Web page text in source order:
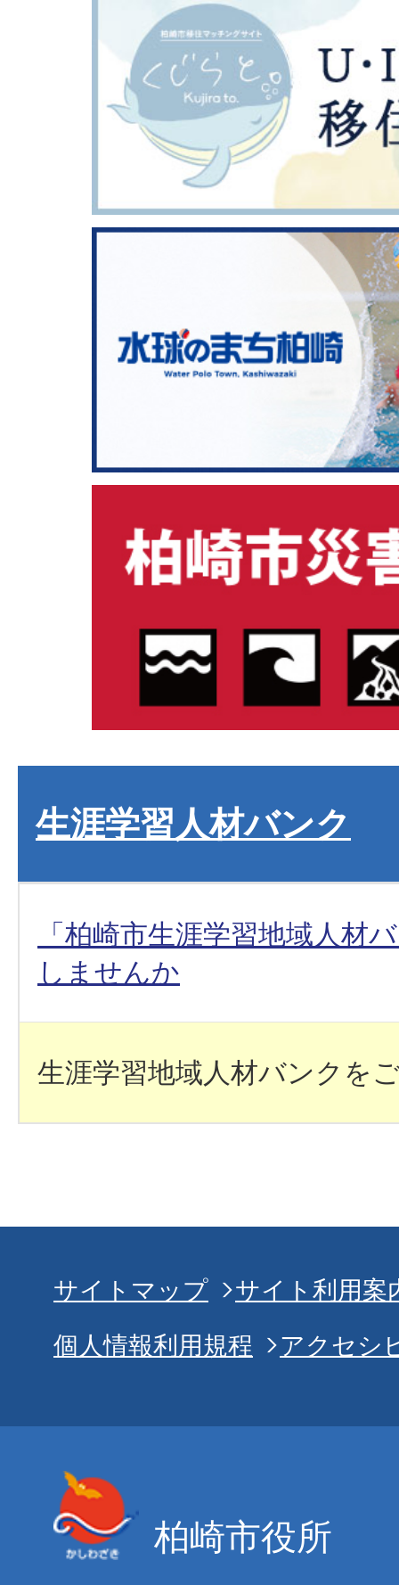
生涯学習人材バンク
「柏崎市生涯学習地域人材
しませんか
生涯学習地域人材バンクを
サイトマップ
サイト利用案
個人情報利用規程
アクセシ
柏崎市役所